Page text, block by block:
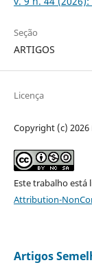
Seção
ARTIGOS
Licença
Copyright (c) 2026
Este trabalho está
Attribution-
Artigos